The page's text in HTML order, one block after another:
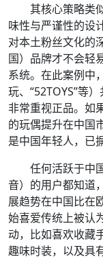
其核心策略类
味性与严谨性的设
对本土粉丝文化的
国）品牌才不会轻
系统。在此案例中
玩、“52TOYS”等
非常重视正品。如
的玩偶提升在中国
是中国年轻人，已
任何活跃于中
音）的用户都知道
展趋势在中国比在
始喜爱传统上被认
动，比如喜欢收藏
趣味时装，以及具